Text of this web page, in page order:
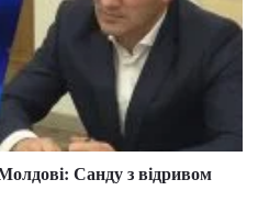
Санду з відривом